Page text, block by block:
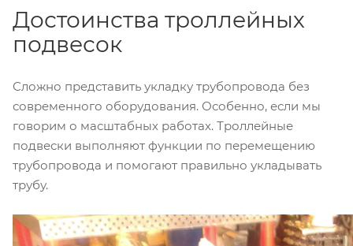
Достоинства троллейных
подвесок
Сложно представить укладку трубопровода без
современного оборудования. Особенно, если мы
говорим о масштабных работах. Троллейные
подвески выполняют функции по перемещению
трубопровода и помогают правильно укладывать
трубу.